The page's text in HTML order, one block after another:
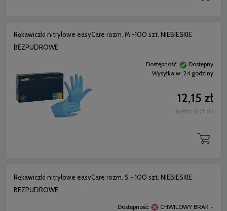
Rękawiczki nitrylowe easyCare rozm. M -100 szt. NIEBIESKIE
BEZPUDROWE
Dostępność:
Dostępny
Wysyłka w: 24 godziny
12,15 zł
(netto: 11,25 zł )
Rękawiczki nitrylowe easyCare rozm. S - 100 szt. NIEBIESKIE
BEZPUDROWE
Dostępność:
CHWILOWY BRAK -